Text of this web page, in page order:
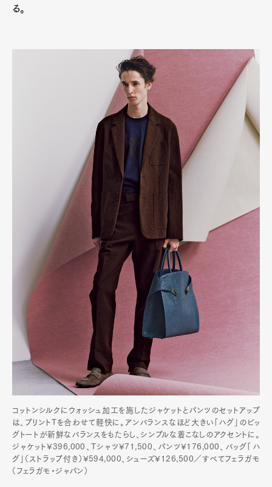
Pen Membership
Magazine
Official Columnist
Contact
Pen Meet
Pen international
る。
コットンシルクにウォッシュ加工を施したジャケットとパンツのセットアップ
は、プリントTを合わせて軽快に。アンバランスなほど大きい「ハグ」のビッ
グトートが新鮮なバランスをもたらし、シンプルな着こなしのアクセントに。
ジャケット¥396,000、Tシャツ¥71,500、パンツ¥176,000、バッグ「ハ
グ」（ストラップ付き）¥594,000、シューズ¥126,500／すべてフェラガモ
（フェラガモ・ジャパン）